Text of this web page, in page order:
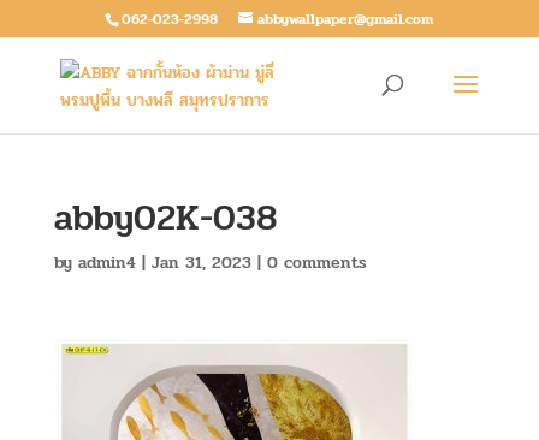
062-023-2998 abbywallpaper@gmail.com
abby02K-038
by admin4| Jan 31, 2023| 0 comments